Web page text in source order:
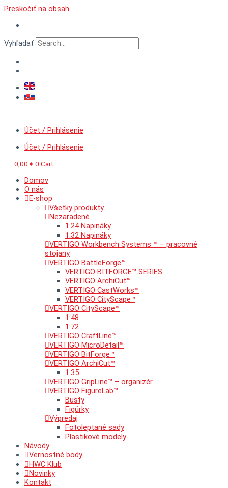
Preskočiť na obsah
Vyhľadať
Účet / Prihlásenie
Účet / Prihlásenie
0,00 € 0 Cart
Domov
O nás
E-shop
Všetky produkty
Nezaradené
1:24 Napináky
1:32 Napináky
VERTIGO Workbench Systems ™ – pracovné
stojany
VERTIGO BattleForge™
VERTIGO BITFORGE™ SERIES
VERTIGO ArchiCut™
VERTIGO CastWorks™
VERTIGO CityScape™
VERTIGO CityScape™
1:48
1:72
VERTIGO CraftLine™
VERTIGO MicroDetail™
VERTIGO BitForge™
VERTIGO ArchiCut™
1:35
VERTIGO GripLine™ – organizér
VERTIGO FigureLab™
Busty
Figúrky
Výpredaj
Fotoleptané sady
Plastikové modely
Návody
Vernostné body
HWC Klub
Novinky
Kontakt